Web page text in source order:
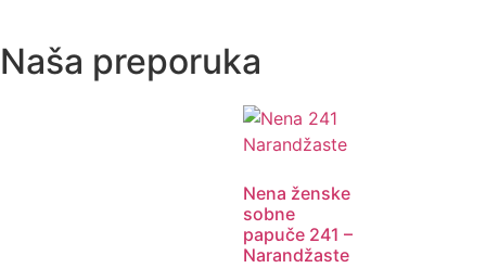
Naša preporuka
Nena ženske
sobne
papuče 241 –
Narandžaste